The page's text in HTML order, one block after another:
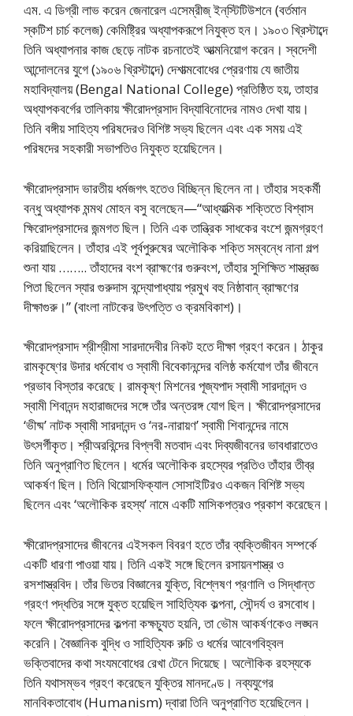
এম. এ ডিগ্রী লাভ করেন জেনারেল এসেম্রীজ্ ইন্‌স্টিটিউশনে (বর্তমান
স্কটিশ চার্চ কলেজ) কেমিষ্ট্রির অধ্যাপকরূপে নিযুক্ত হন। ১৯০৩ খ্রিস্টাব্দে
তিনি অধ্যাপনার কাজ ছেড়ে নাটক রচনাতেই আত্মনিয়োগ করেন। স্বদেশী
আন্দোলনের যুগে (১৯০৬ খ্রিস্টাব্দে) দেশাত্মবোধের প্রেরণায় যে জাতীয়
মহাবিদ্যালয় (Bengal National College) প্রতিষ্ঠিত হয়, তাহার
অধ্যাপকবর্গের তালিকায় ক্ষীরোদপ্রসাদ বিদ্যাবিনোদের নামও দেখা যায়।
তিনি বঙ্গীয় সাহিত্য পরিষদেরও বিশিষ্ট সভ্য ছিলেন এবং এক সময় এই
পরিষদের সহকারী সভাপতিও নিযুক্ত হয়েছিলেন।
ক্ষীরোদপ্রসাদ ভারতীয় ধর্মজগৎ হতেও বিচ্ছিন্ন ছিলেন না। তাঁহার সহকর্মী
বন্ধু অধ্যাপক মন্মথ মোহন বসু বলেছেন—“আধ্যাত্মিক শক্তিতে বিশ্বাস
ক্ষিরোদপ্রসাদের জন্মগত ছিল। তিনি এক তান্ত্রিক সাধকের বংশে জন্মগ্রহণ
করিয়াছিলেন। তাঁহার এই পূর্বপুরুষের অলৌকিক শক্তি সম্বন্ধে নানা গল্প
শুনা যায় …….. তাঁহাদের বংশ ব্রাহ্মণের গুরুবংশ, তাঁহার সুশিক্ষিত শাস্ত্রজ্ঞ
পিতা ছিলেন স্যার গুরুদাস বন্দ্যোপাধ্যায় প্রমুখ বহু নিষ্ঠাবান্ ব্রাহ্মণের
দীক্ষাগুরু।” (বাংলা নাটকের উৎপত্তি ও ক্রমবিকাশ)।
ক্ষীরোদপ্রসাদ শ্রীশ্রীমা সারদাদেবীর নিকট হতে দীক্ষা গ্রহণ করেন। ঠাকুর
রামকৃষ্ণের উদার ধর্মবোধ ও স্বামী বিবেকানন্দের বলিষ্ঠ কর্মযোগ তাঁর জীবনে
প্রভাব বিস্তার করেছে। রামকৃষ্ণ মিশনের পূজ্যপাদ স্বামী সারদানন্দ ও
স্বামী শিবানন্দ মহারাজদের সঙ্গে তাঁর অন্তরঙ্গ যোগ ছিল। ক্ষীরোদপ্রসাদের
‘ভীষ্ম’ নাটক স্বামী সারদানন্দ ও ‘নর-নারায়ণ’ স্বামী শিবানন্দের নামে
উৎসর্গীকৃত। শ্রীঅরবিন্দের বিপ্লবী মতবাদ এবং দিব্যজীবনের ভাবধারাতেও
তিনি অনুপ্রাণিত ছিলেন। ধর্মের অলৌকিক রহস্যের প্রতিও তাঁহার তীব্র
আকর্ষণ ছিল। তিনি থিয়োসফিক্যাল সোসাইটিরও একজন বিশিষ্ট সভ্য
ছিলেন এবং ‘অলৌকিক রহস্য’ নামে একটি মাসিকপত্রও প্রকাশ করেছেন।
ক্ষীরোদপ্রসাদের জীবনের এইসকল বিবরণ হতে তাঁর ব্যক্তিজীবন সম্পর্কে
একটি ধারণা পাওয়া যায়। তিনি একই সঙ্গে ছিলেন রসায়নশাস্ত্র ও
রসশাস্ত্রবিদ। তাঁর ভিতর বিজ্ঞানের যুক্তি, বিশ্লেষণ প্রণালি ও সিদ্ধান্ত
গ্রহণ পদ্ধতির সঙ্গে যুক্ত হয়েছিল সাহিত্যিক কল্পনা, সৌন্দর্য ও রসবোধ।
ফলে ক্ষীরোদপ্রসাদের কল্পনা কক্ষচ্যুত হয়নি, তা ভৌম আকর্ষণকেও লঙ্ঘন
করেনি। বৈজ্ঞানিক বুদ্ধি ও সাহিত্যিক রুচি ও ধর্মের আবেগবিহ্বল
ভক্তিবাদের কথা সংযমবোধের রেখা টেনে দিয়েছে। অলৌকিক রহস্যকে
তিনি যথাসম্ভব গ্রহণ করেছেন যুক্তির মানদণ্ডে। নব্যযুগের
মানবিকতাবোধ (Humanism) দ্বারা তিনি অনুপ্রাণিত হয়েছিলেন।